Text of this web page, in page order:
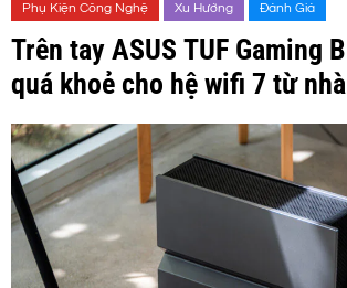
Phụ Kiện Công Nghệ Xu Hướng Đánh Giá
Trên tay ASUS TUF Gaming
quá khoẻ cho hệ wifi 7 từ